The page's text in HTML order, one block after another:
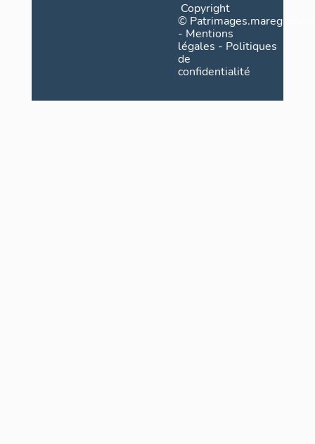
Copyright
©
- Mentions
légales - Politiques
de
confidentialité